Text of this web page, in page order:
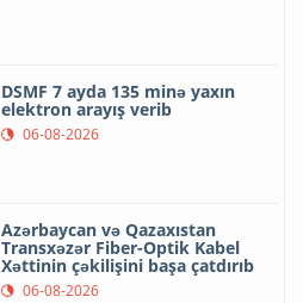
DSMF 7 ayda 135 minə yaxın
elektron arayış verib
06-08-2026
Azərbaycan və Qazaxıstan
Transxəzər Fiber-Optik Kabel
Xəttinin çəkilişini başa çatdırıb
06-08-2026